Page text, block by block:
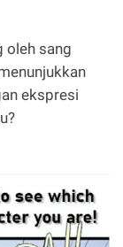
oleh sang
ekspresi